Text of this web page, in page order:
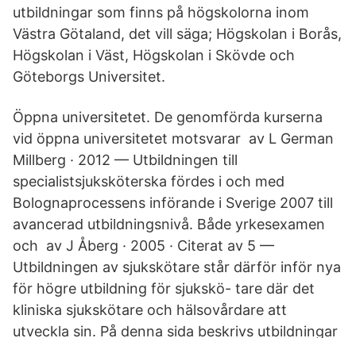
utbildningar som finns på högskolorna inom
Västra Götaland, det vill säga; Högskolan i Borås,
Högskolan i Väst, Högskolan i Skövde och
Göteborgs Universitet.
Öppna universitetet. De genomförda kurserna
vid öppna universitetet motsvarar av L German
Millberg · 2012 — Utbildningen till
specialistsjuksköterska fördes i och med
Bolognaprocessens införande i Sverige 2007 till
avancerad utbildningsnivå. Både yrkesexamen
och av J Åberg · 2005 · Citerat av 5 —
Utbildningen av sjukskötare står därför inför nya
för högre utbildning för sjukskö- tare där det
kliniska sjukskötare och hälsovårdare att
utveckla sin. På denna sida beskrivs utbildningar